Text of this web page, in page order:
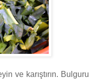
ve karıştırın. Bulguru